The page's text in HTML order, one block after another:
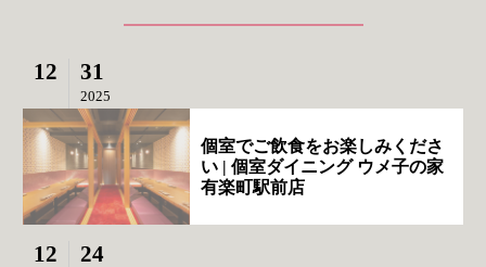
12 31
2025
個室でご飲食をお楽しみくださ
い | 個室ダイニング ウメ子の家
有楽町駅前店
12 24